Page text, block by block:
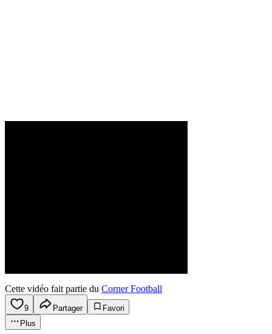
Cette vidéo fait partie du Corner Football
9 Partager
Favori
Plus